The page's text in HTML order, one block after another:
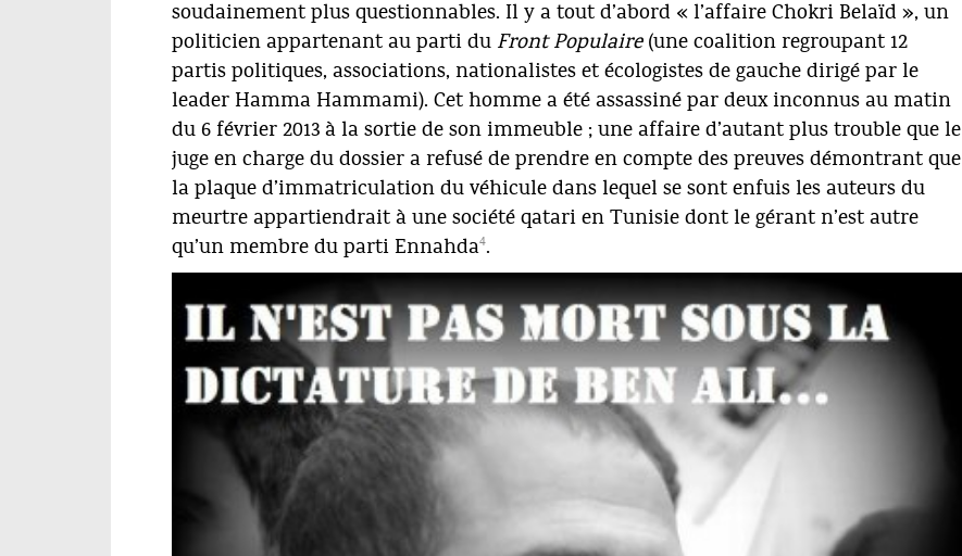
soudainement plus questionnables. Il y a tout d’abord « l’affaire Chokri Belaïd », un
politicien appartenant au parti du Front Populaire(une coalition regroupant 12
partis politiques, associations, nationalistes et écologistes de gauche dirigé par le
leader Hamma Hammami). Cet homme a été assassiné par deux inconnus au matin
du 6 février 2013 à la sortie de son immeuble ; une affaire d’autant plus trouble que le
juge en charge du dossier a refusé de prendre en compte des preuves démontrant que
la plaque d’immatriculation du véhicule dans lequel se sont enfuis les auteurs du
meurtre appartiendrait à une société qatari en Tunisie dont le gérant n’est autre
qu’un membre du parti Ennahda4.